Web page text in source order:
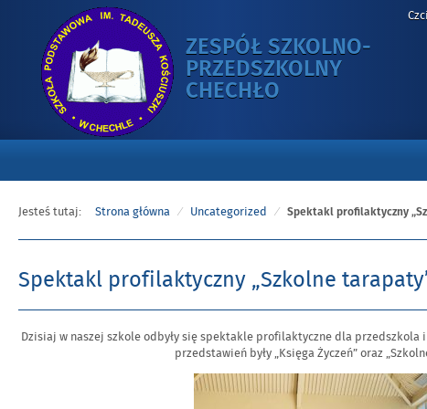
ZESPÓŁ SZKOLNO-
PRZEDSZKOLNY
CHECHŁO
TARAPATY”
Jesteś tutaj: Strona główna Uncategorized Spektakl profilaktyczny
Spektakl profilaktyczny „Szkolne
Opublikowano
Dzisiaj w naszej szkole odbyły się spektakle profilaktyczne dla przedszkola
przedstawień były „Księga Życzeń” oraz